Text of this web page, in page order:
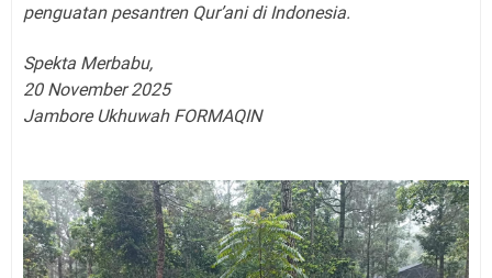
penguatan pesantren Qur’ani di Indonesia.
Spekta Merbabu,
20 November 2025
Jambore Ukhuwah FORMAQIN